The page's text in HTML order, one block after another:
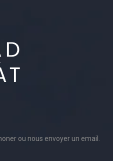
ou nous envoyer un email.